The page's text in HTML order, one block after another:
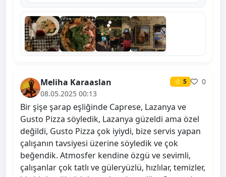
Meliha Karaaslan ⭐ 5
0
08.05.2025 00:13
Bir şişe şarap eşliğinde Caprese, Lazanya ve
Gusto Pizza söyledik, Lazanya güzeldi ama özel
değildi, Gusto Pizza çok iyiydi, bize servis yapan
çalışanın tavsiyesi üzerine söyledik ve çok
beğendik. Atmosfer kendine özgü ve sevimli,
çalışanlar çok tatlı ve güleryüzlü, hızlılar, temizler,